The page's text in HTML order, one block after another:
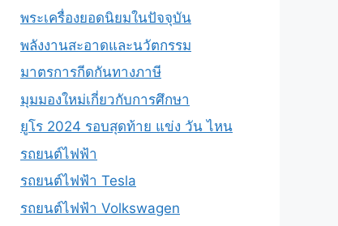
พระเครื่องยอดนิยมในปัจจุบัน
พลังงานสะอาดและนวัตกรรม
มาตรการกีดกันทางภาษี
มุมมองใหม่เกี่ยวกับการศึกษา
ยูโร 2024 รอบสุดท้าย แข่ง วัน ไหน
รถยนต์ไฟฟ้า
รถยนต์ไฟฟ้า Tesla
รถยนต์ไฟฟ้า Volkswagen